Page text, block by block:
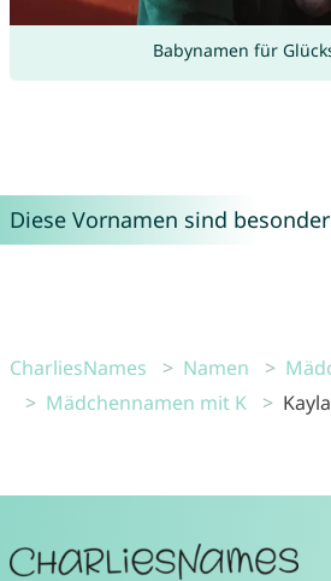
Babynamen für
Diese Vornamen sind
CharliesNames Namen
Mädchennamen mit K
Kayla